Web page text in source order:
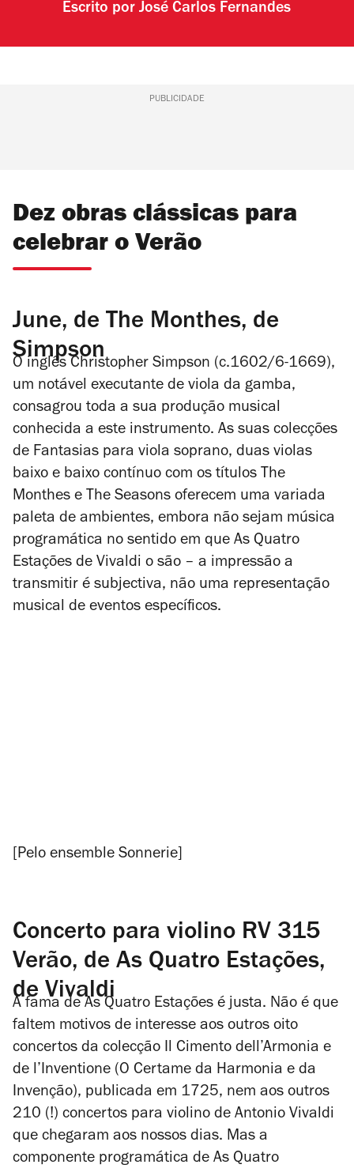
Escrito porJosé Carlos Fernandes
PUBLICIDADE
Dez obras clássicas para
celebrar o Verão
June, de The Monthes, de
Simpson
O inglês Christopher Simpson (c.1602/6-1669),
um notável executante de viola da gamba,
consagrou toda a sua produção musical
conhecida a este instrumento. As suas colecções
de Fantasias para viola soprano, duas violas
baixo e baixo contínuo com os títulos The
Monthes e The Seasons oferecem uma variada
paleta de ambientes, embora não sejam música
programática no sentido em que As Quatro
Estações de Vivaldi o são – a impressão a
transmitir é subjectiva, não uma representação
musical de eventos específicos.
[Pelo ensemble Sonnerie]
Concerto para violino RV 315
Verão, de As Quatro Estações,
de Vivaldi
A fama de As Quatro Estações é justa. Não é que
faltem motivos de interesse aos outros oito
concertos da colecção Il Cimento dell’Armonia e
de l’Inventione (O Certame da Harmonia e da
Invenção), publicada em 1725, nem aos outros
210 (!) concertos para violino de Antonio Vivaldi
que chegaram aos nossos dias. Mas a
componente programática de As Quatro